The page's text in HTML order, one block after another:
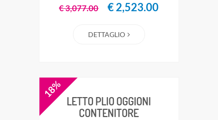
€ 3,077.00 € 2,523.00
DETTAGLIO
18%
LETTO PLIO OGGIONI
CONTENITORE